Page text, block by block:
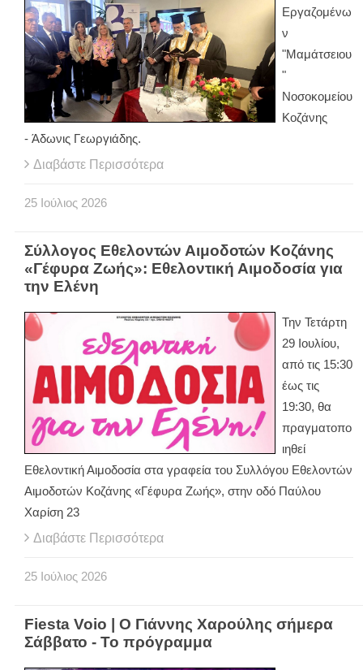
Εργαζομένω
ν
"Μαμάτσειου
"
Νοσοκομείου
Κοζάνης
- Άδωνις Γεωργιάδης.
Διαβάστε Περισσότερα
25 Ιούλιος 2026
Σύλλογος Εθελοντών Αιμοδοτών Κοζάνης
«Γέφυρα Ζωής»: Εθελοντική Αιμοδοσία για
την Ελένη
Την Τετάρτη
29 Ιουλίου,
από τις 15:30
έως τις
19:30, θα
πραγματοπο
ιηθεί
Εθελοντική Αιμοδοσία στα γραφεία του Συλλόγου Εθελοντών
Αιμοδοτών Κοζάνης «Γέφυρα Ζωής», στην οδό Παύλου
Χαρίση 23
Διαβάστε Περισσότερα
25 Ιούλιος 2026
Fiesta Voio | Ο Γιάννης Χαρούλης σήμερα
Σάββατο - Το πρόγραμμα